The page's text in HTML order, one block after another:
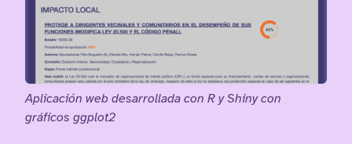
Aplicación web desarrollada con R y Shiny con
gráficos ggplot2